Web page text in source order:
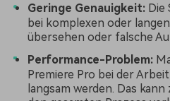
Geringe Genauigkeit: Die
bei komplexen oder
übersehen oder falsche
Performance-Problem:
Premiere Pro bei der
langsam werden. Das